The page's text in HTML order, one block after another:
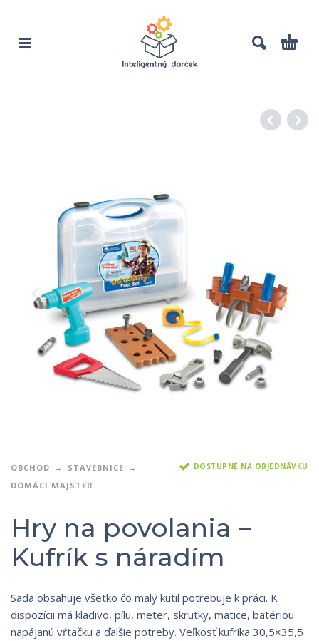
OBCHOD
STAVEBNICE
DOMÁCI MAJSTER
DOSTUPNÉ NA OBJEDNÁVKU
Hry na povolania –
Kufrík s náradím
Sada obsahuje všetko čo malý kutil potrebuje k práci. K
dispozícii má kladivo, pílu, meter, skrutky, matice, batériou
napájanú vŕtačku a ďalšie potreby. Veľkosť kufríka 30,5×35,5